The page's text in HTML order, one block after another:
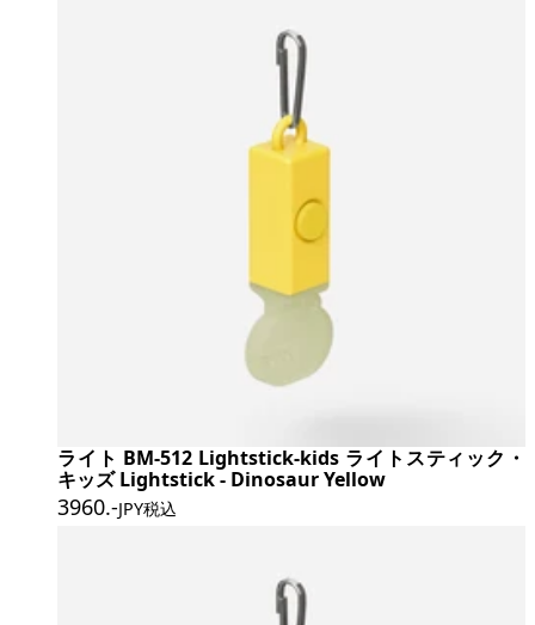
ライト BM-512 Lightstick-kids ライトスティック・
キッズ Lightstick - Dinosaur Yellow
3960.-JPY税込